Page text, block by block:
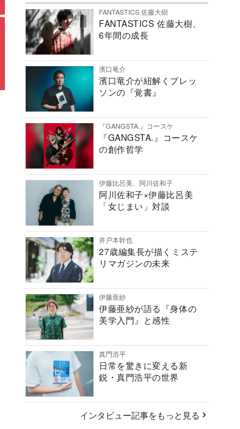
FANTASTICS 佐藤大樹
FANTASTICS 佐藤大樹、
6年間の成長
濱口竜介
濱口竜介が紐解くブレッ
ソンの『覚書』
『GANGSTA.』コースケ
『GANGSTA.』コースケ
の創作哲学
伊藤比呂美、阿川佐和子
阿川佐和子×伊藤比呂美
「女じまい」対談
井戸本幹也
27歳編集長が描くミステ
リマガジンの未来
伊藤亜紗
伊藤亜紗が語る『身体の
美学入門』と感性
真門浩平
日常を驚きに変える新
鋭・真門浩平の世界
インタビュー記事をもっと見る